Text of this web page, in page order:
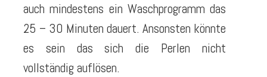
auch mindestens ein Waschprogramm das
25 – 30 Minuten dauert. Ansonsten könnte
es sein das sich die Perlen nicht
vollständig auflösen.